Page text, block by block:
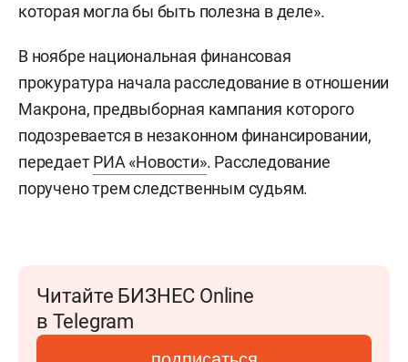
которая могла бы быть полезна в деле».
В ноябре национальная финансовая
прокуратура начала расследование в отношении
Макрона, предвыборная кампания которого
подозревается в незаконном финансировании,
передаетРИА «Новости». Расследование
поручено трем следственным судьям.
Читайте БИЗНЕС Online
в Telegram